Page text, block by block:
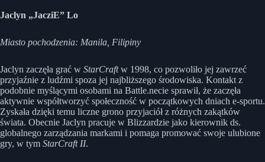
Jaclyn „JacziE” Lo
Miasto pochodzenia: Manila, Filipiny
Jaclyn zaczęła grać w StarCraftw 1998, co pozwoliło jej zawrzeć
przyjaźnie z ludźmi spoza jej najbliższego środowiska. Kontakt z
podobnie myślącymi osobami na Battle.necie sprawił, że zaczęła
aktywnie współtworzyć społeczność w początkowych dniach e-sportu.
Zyskała dzięki temu liczne grono przyjaciół z różnych zakątków
świata. Obecnie Jaclyn pracuje w Blizzardzie jako kierownik ds.
globalnego zarządzania markami i pomaga promować swoje ulubione
gry, w tym StarCraft II.